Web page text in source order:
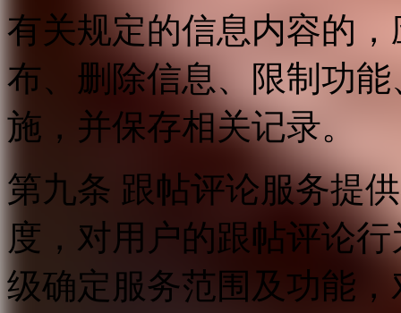
有关规定的信息内容的
布、删除信息、限制功
施，并保存相关记录。
第九条 跟帖评论服务提
度，对用户的跟帖评论
级确定服务范围及功能